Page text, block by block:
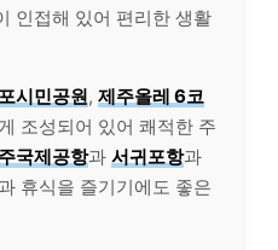
인접해 있어 편리한 생활
시민공원, 제주올레 6코
조성되어 있어 쾌적한 주
국제공항과 서귀포항과
휴식을 즐기기에도 좋은